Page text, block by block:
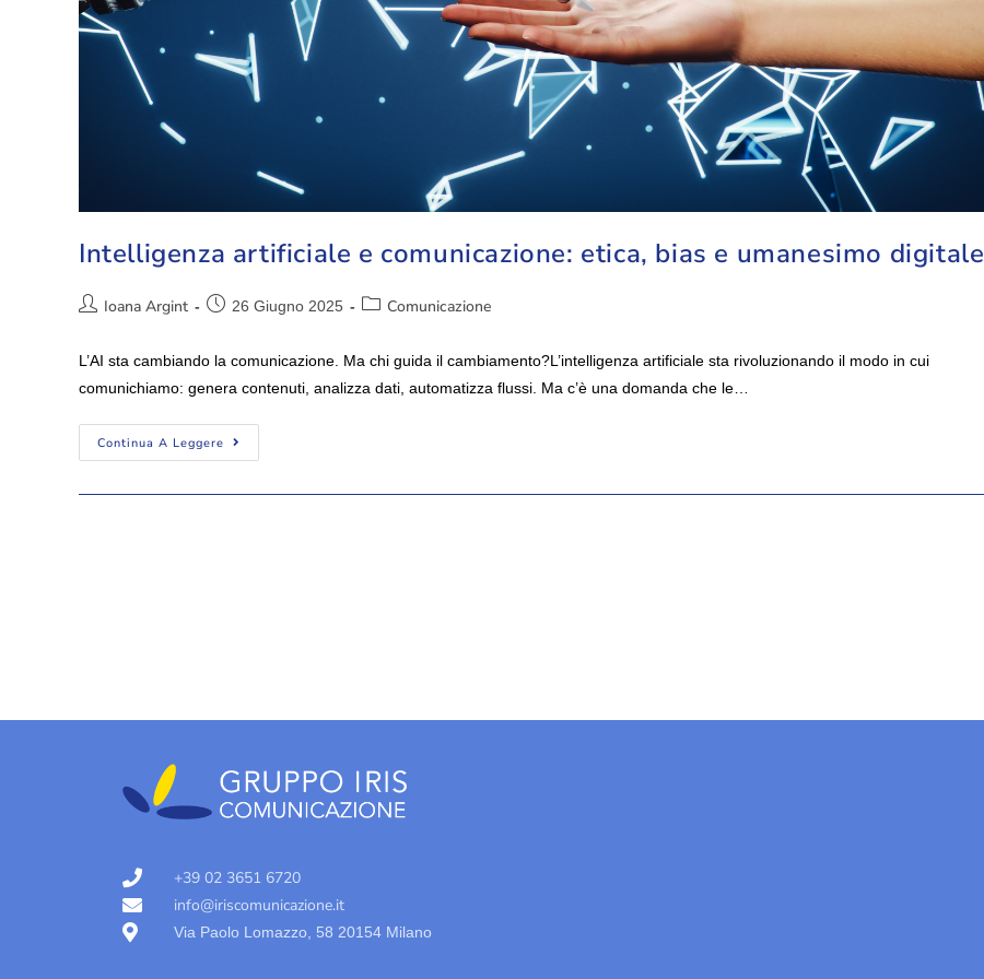
Intelligenza artificiale e comunicazione: etica, bias e umanesimo digitale
Ioana Argint 26 Giugno 2025 Comunicazione
L’AI sta cambiando la comunicazione. Ma chi guida il cambiamento?L’intelligenza artificiale sta rivoluzionando il modo in cui
comunichiamo: genera contenuti, analizza dati, automatizza flussi. Ma c’è una domanda che le…
Continua A Leggere
+39 02 3651 6720
info@iriscomunicazione.it
Via Paolo Lomazzo, 58 20154 Milano